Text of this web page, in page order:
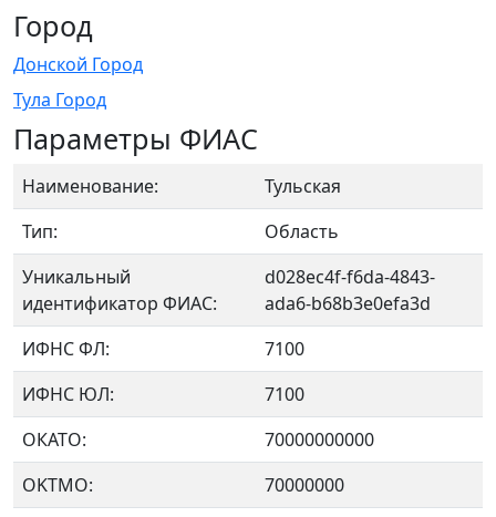
Город
Донской Город
Тула Город
Параметры ФИАС
Наименование:
Тульская
Тип:
Область
Уникальный
идентификатор ФИАС:
d028ec4f-f6da-4843-
ada6-b68b3e0efa3d
ИФНС ФЛ:
7100
ИФНС ЮЛ:
7100
ОКАТО:
70000000000
OKTMO:
70000000